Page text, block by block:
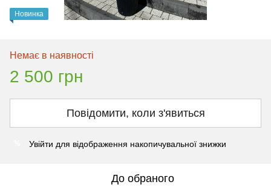
Новинка
Немає в наявності
2 500 грн
Повідомити, коли з'явиться
Увійти для відображення накопичувальної знижки
До обраного